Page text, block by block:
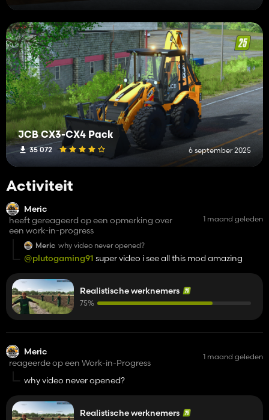
JCB CX3-CX4 Pack
35 072 6 september 2025
Activiteit
Meric
heeft gereageerd op een opmerking over
een work-in-progress
1 maand geleden
Meric why video never opened?
@plutogaming91 super video i see all this mod amazing
Realistische werknemers
75%
Meric
reageerde op een Work-in-Progress
1 maand geleden
why video never opened?
Realistische werknemers